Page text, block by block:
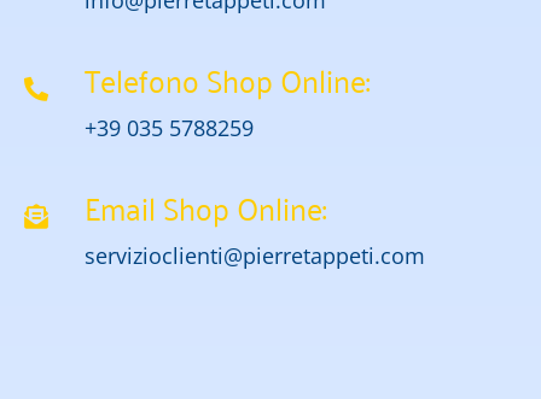
Telefono Shop Online:
+39 035 5788259
Email Shop Online:
servizioclienti@pierretappeti.com